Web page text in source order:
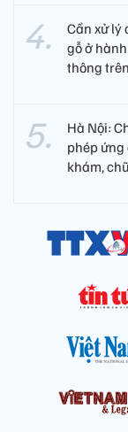
Cần xử lý
gỗ ở
thông
Hà Nội:
phép ứng
khám,